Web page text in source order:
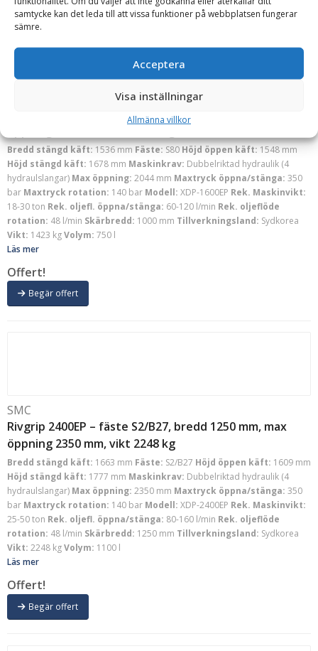
samtycke kan det leda till att vissa funktioner på webbplatsen fungerar
sämre.
Acceptera
Visa inställningar
Allmänna villkor
Rivgrip 1600EP – fäste S80, bredd 1000 mm, max
Bredd stängd käft: 1536 mm Fäste: S80 Höjd öppen käft: 1548 mm
Höjd stängd käft: 1678 mm Maskinkrav: Dubbelriktad hydraulik (4
hydraulslangar) Max öppning: 2044 mm Maxtryck öppna/stänga: 350
bar Maxtryck rotation: 140 bar Modell: XDP-1600EP Rek. Maskinvikt:
18-30 ton Rek. oljefl. öppna/stänga: 60-120 l/min Rek. oljeflöde
rotation: 48 l/min Skärbredd: 1000 mm Tillverkningsland: Sydkorea
Vikt: 1423 kgVolym: 750 l
Läs mer
Offert!
Begär offert
SMC
Rivgrip 2400EP – fäste S2/B27, bredd 1250 mm, max
öppning 2350 mm, vikt 2248 kg
Bredd stängd käft: 1663 mm Fäste: S2/B27 Höjd öppen käft: 1609 mm
Höjd stängd käft: 1777 mm Maskinkrav: Dubbelriktad hydraulik (4
hydraulslangar) Max öppning: 2350 mm Maxtryck öppna/stänga: 350
bar Maxtryck rotation: 140 bar Modell: XDP-2400EP Rek. Maskinvikt:
25-50 ton Rek. oljefl. öppna/stänga: 80-160 l/min Rek. oljeflöde
rotation: 48 l/min Skärbredd: 1250 mm Tillverkningsland: Sydkorea
Vikt: 2248 kgVolym: 1100 l
Läs mer
Offert!
Begär offert